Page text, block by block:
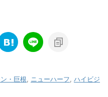
・巨根 ニューハーフ ハイビジ